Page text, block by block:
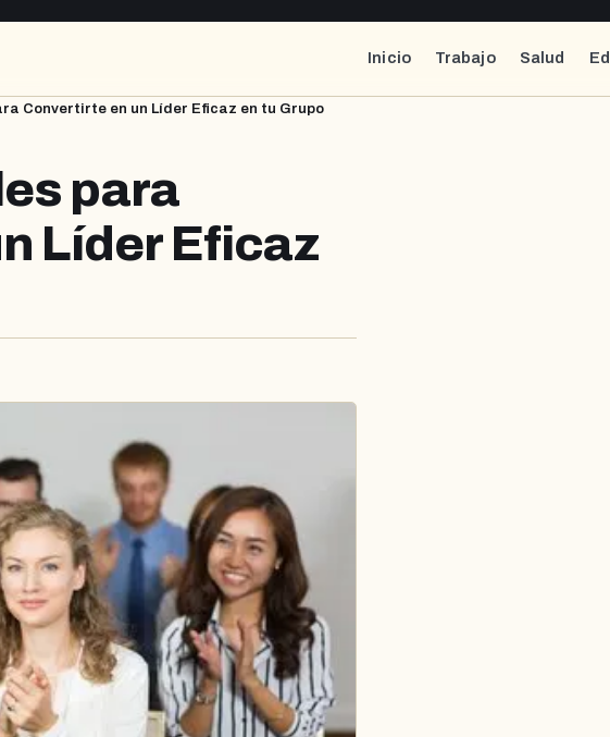
Inicio Trabajo Salud
Convertirte en un Líder Eficaz en tu Grupo
para
Líder Eficaz